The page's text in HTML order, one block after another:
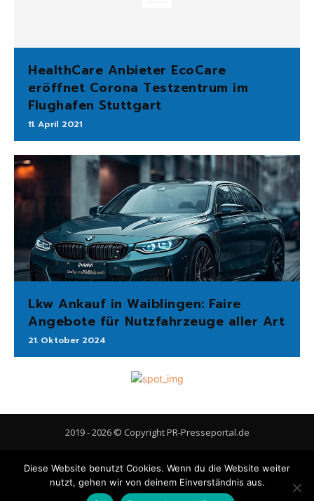
HealthCare Anbieter EcoCare
eröffnet Corona Testzentrum im
Flughafen Stuttgart
11. April 2021
Lkw Ankauf in Waiblingen: Faire
Angebote für Nutzfahrzeuge aller Art
21. Oktober 2024
2019 - 2026 © Copyright PR-Presseportal.de
Gastbeitrag veröffentlichen Cookie-Richtlinie (EU)
Diese Website benutzt Cookies. Wenn du die Website weiter
nutzt, gehen wir von deinem Einverständnis aus.